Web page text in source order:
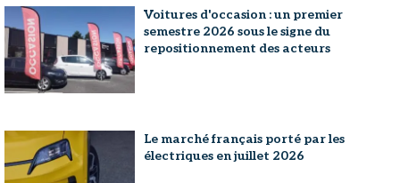
Voitures d'occasion : un premier
semestre 2026 sous le signe du
repositionnement des acteurs
Le marché français porté par les
électriques en juillet 2026